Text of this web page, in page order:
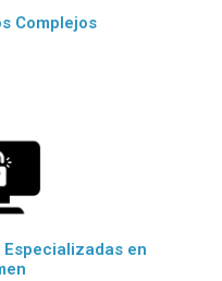
Complejos
en